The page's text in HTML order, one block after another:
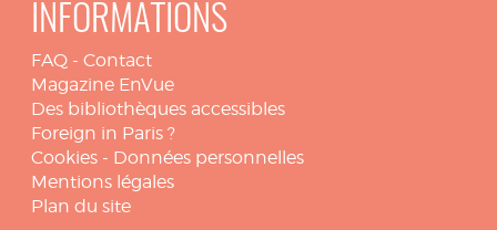
INFORMATIONS
FAQ - Contact
Magazine EnVue
Des bibliothèques accessibles
Foreign in Paris ?
Cookies - Données personnelles
Mentions légales
Plan du site